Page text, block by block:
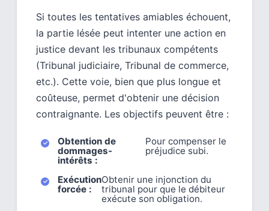
Si toutes les tentatives amiables échouent,
la partie lésée peut intenter une action en
justice devant les tribunaux compétents
(Tribunal judiciaire, Tribunal de commerce,
etc.). Cette voie, bien que plus longue et
coûteuse, permet d'obtenir une décision
contraignante. Les objectifs peuvent être :
Obtention de
dommages-
intérêts :
Pour compenser le
préjudice subi.
Exécution
forcée :
Obtenir une injonction du
tribunal pour que le débiteur
exécute son obligation.